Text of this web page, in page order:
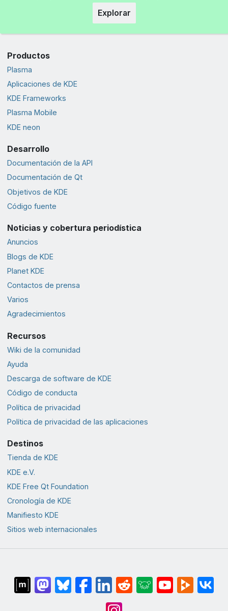
Explorar
Productos
Plasma
Aplicaciones de KDE
KDE Frameworks
Plasma Mobile
KDE neon
Desarrollo
Documentación de la API
Documentación de Qt
Objetivos de KDE
Código fuente
Noticias y cobertura periodística
Anuncios
Blogs de KDE
Planet KDE
Contactos de prensa
Varios
Agradecimientos
Recursos
Wiki de la comunidad
Ayuda
Descarga de software de KDE
Código de conducta
Política de privacidad
Política de privacidad de las aplicaciones
Destinos
Tienda de KDE
KDE e.V.
KDE Free Qt Foundation
Cronología de KDE
Manifiesto KDE
Sitios web internacionales